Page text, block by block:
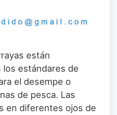
están
estándares de
el desempe o
de pesca. Las
en diferentes ojos de